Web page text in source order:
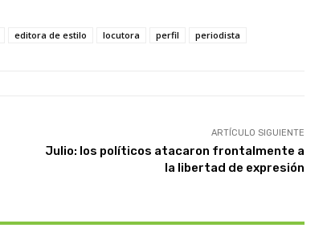
editora de estilo locutora perfil periodista
ARTÍCULO SIGUIENTE
Julio: los políticos atacaron frontalmente a
la libertad de expresión